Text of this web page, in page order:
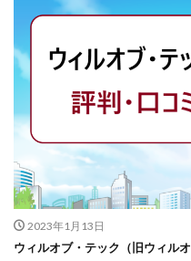
2023年1月13日
ウィルオブ・テック（旧ウィル